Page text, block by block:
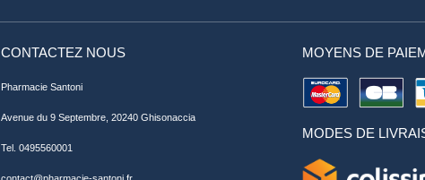
CONTACTEZ NOUS
Pharmacie Santoni
Avenue du 9 Septembre, 20240 Ghisonaccia
Tel. 0495560001
MOYENS DE
MODES DE